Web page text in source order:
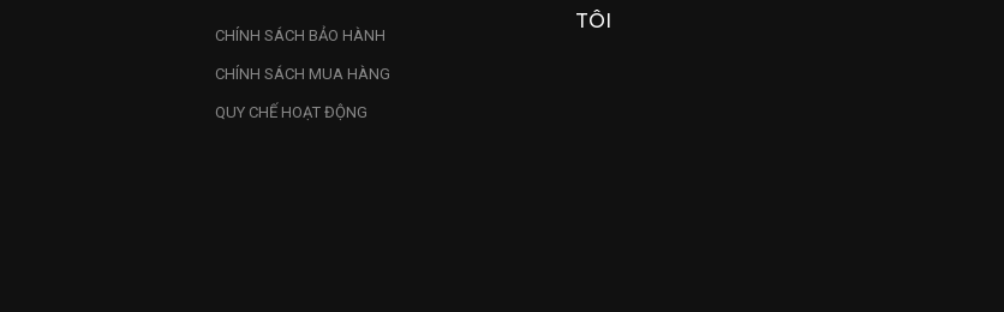
CHÍNH SÁCH BẢO HÀNH
CHÍNH SÁCH MUA HÀNG
QUY CHẾ HOẠT ĐỘNG
TÔI